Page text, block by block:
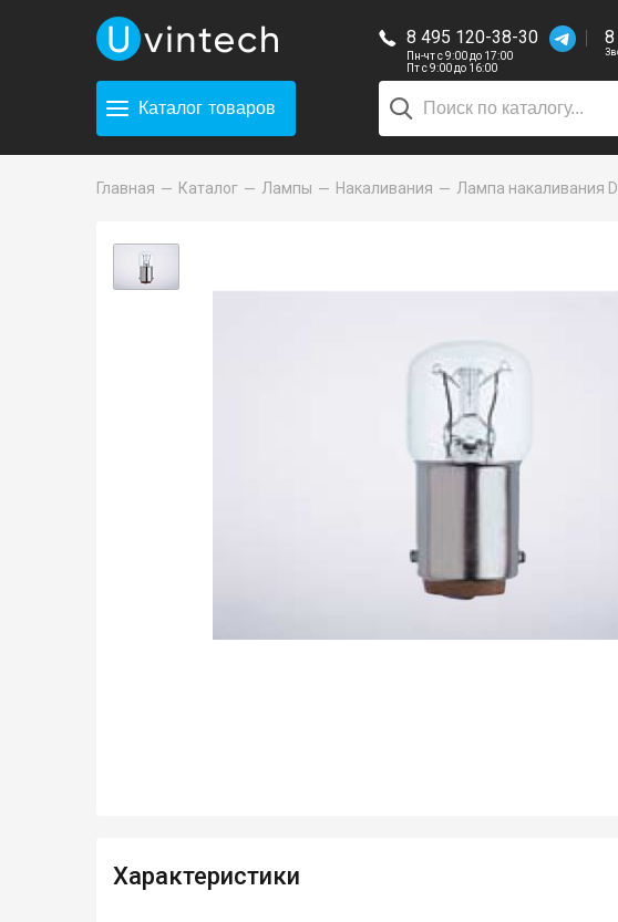
8 495 120-38-30
Пн-чт с 9:00 до 17:00
Пт с 9:00 до 16:00
Каталог товаров
Главная Каталог Лампы Накаливания Лампа накаливания
Характеристики